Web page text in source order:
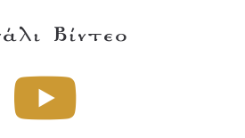
Βίντεο